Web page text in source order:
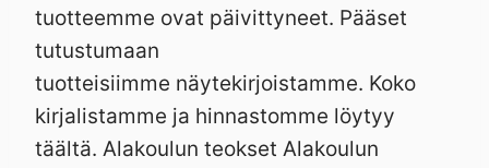
tuotteemme ovat päivittyneet. Pääset
tutustumaan
tuotteisiimme näytekirjoistamme. Koko
kirjalistamme ja hinnastomme löytyy
täältä. Alakoulun teokset Alakoulun